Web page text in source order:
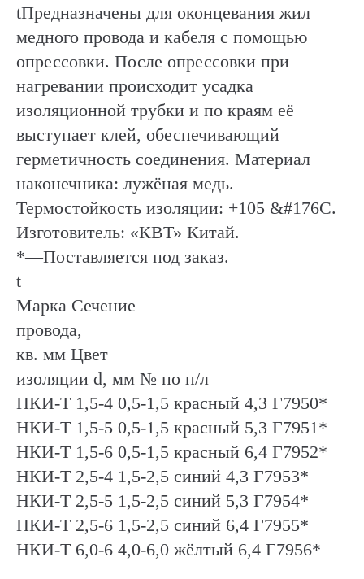
tПредназначены для оконцевания жил
медного провода и кабеля с помощью
опрессовки. После опрессовки при
нагревании происходит усадка
изоляционной трубки и по краям её
выступает клей, обеспечивающий
герметичность соединения. Материал
наконечника: лужёная медь.
Термостойкость изоляции: +105 &#176C.
Изготовитель: «КВТ» Китай.
*—Поставляется под заказ.
t
Марка Сечение
провода,
кв. мм Цвет
изоляции d, мм № по п/л
НКИ-Т 1,5-4 0,5-1,5 красный 4,3 Г7950*
НКИ-Т 1,5-5 0,5-1,5 красный 5,3 Г7951*
НКИ-Т 1,5-6 0,5-1,5 красный 6,4 Г7952*
НКИ-Т 2,5-4 1,5-2,5 синий 4,3 Г7953*
НКИ-Т 2,5-5 1,5-2,5 синий 5,3 Г7954*
НКИ-Т 2,5-6 1,5-2,5 синий 6,4 Г7955*
НКИ-Т 6,0-6 4,0-6,0 жёлтый 6,4 Г7956*